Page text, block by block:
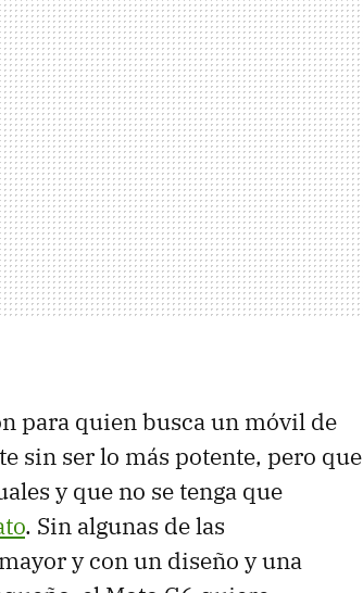
para quien busca un móvil de
sin ser lo más potente, pero que
y que no se tenga que
. Sin algunas de las
y con un diseño y una